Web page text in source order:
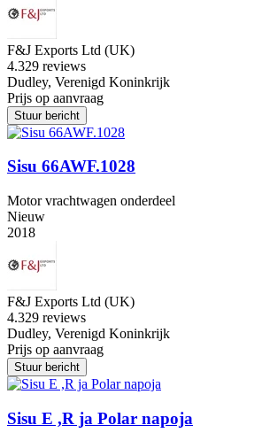
F&J Exports Ltd (UK)
4.329 reviews
Dudley, Verenigd Koninkrijk
Prijs op aanvraag
Stuur bericht
Sisu 66AWF.1028
Motor vrachtwagen onderdeel
Nieuw
2018
F&J Exports Ltd (UK)
4.329 reviews
Dudley, Verenigd Koninkrijk
Prijs op aanvraag
Stuur bericht
Sisu E ,R ja Polar napoja